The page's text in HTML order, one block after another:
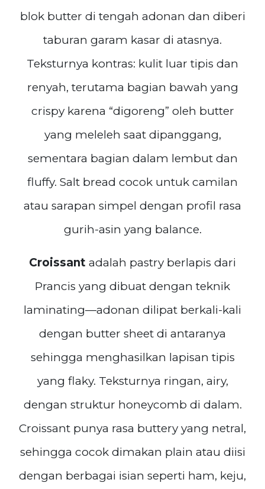
blok butter di tengah adonan dan diberi
taburan garam kasar di atasnya.
Teksturnya kontras: kulit luar tipis dan
renyah, terutama bagian bawah yang
crispy karena “digoreng” oleh butter
yang meleleh saat dipanggang,
sementara bagian dalam lembut dan
fluffy. Salt bread cocok untuk camilan
atau sarapan simpel dengan profil rasa
gurih-asin yang balance.
Croissant adalah pastry berlapis dari
Prancis yang dibuat dengan teknik
laminating—adonan dilipat berkali-kali
dengan butter sheet di antaranya
sehingga menghasilkan lapisan tipis
yang flaky. Teksturnya ringan, airy,
dengan struktur honeycomb di dalam.
Croissant punya rasa buttery yang netral,
sehingga cocok dimakan plain atau diisi
dengan berbagai isian seperti ham, keju,